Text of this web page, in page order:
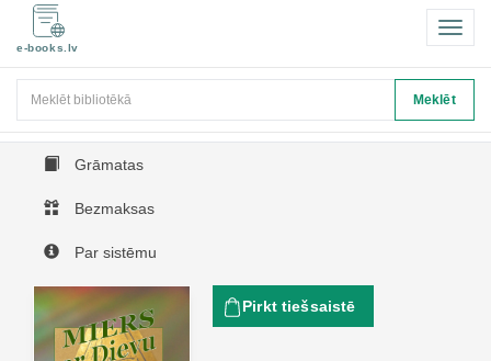
e-books.lv
Meklēt
Grāmatas
Bezmaksas
Par sistēmu
Pirkt tiešsaistē